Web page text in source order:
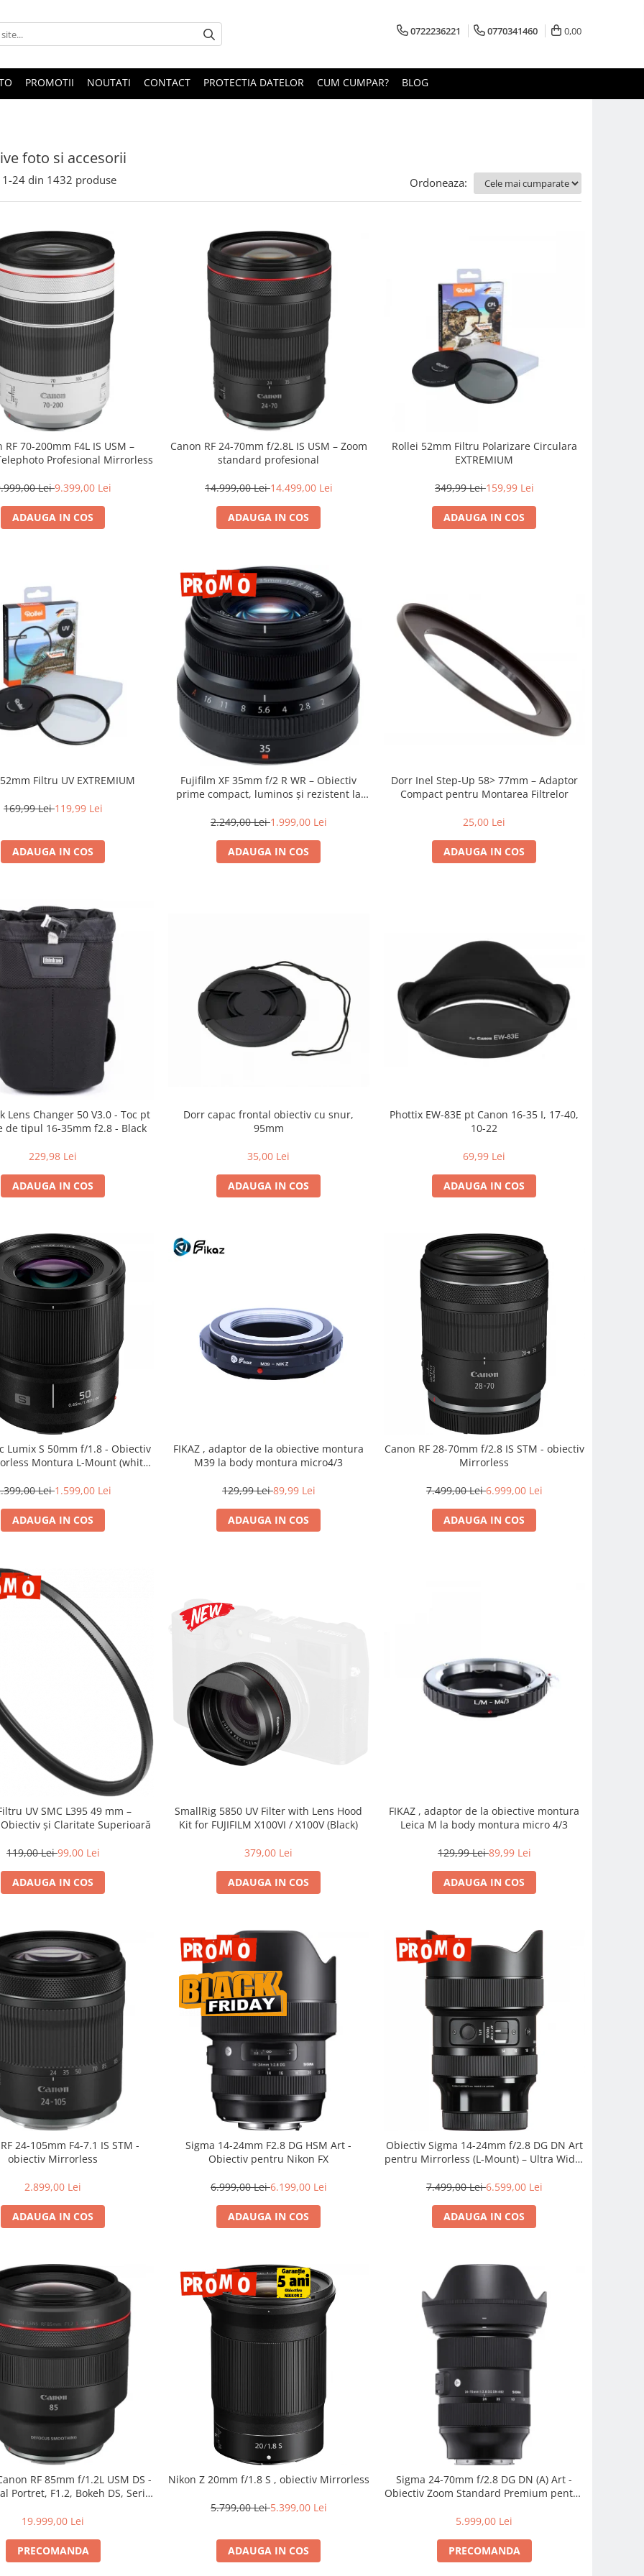
0722236221 0770341460 0,00
PROMOTII NOUTATI CONTACT PROTECTIA DATELOR CUM CUMPAR? BLOG
foto si accesorii
1-24 din 1432 produse Ordoneaza:
RF 70-200mm F4L IS USM –
Profesional Mirrorless
Lei9.399,00 Lei
ADAUGA IN COS
Canon RF 24-70mm f/2.8L IS USM – Zoom
standard profesional
14.999,00 Lei14.499,00 Lei
ADAUGA IN COS
Rollei 52mm Filtru Polarizare Circulara
EXTREMIUM
349,99 Lei159,99 Lei
ADAUGA IN COS
Filtru UV EXTREMIUM
169,99 Lei119,99 Lei
ADAUGA IN COS
Fujifilm XF 35mm f/2 R WR – Obiectiv
prime compact, luminos și rezistent la
2.249,00 Lei1.999,00 Lei
ADAUGA IN COS
Dorr Inel Step-Up 58> 77mm – Adaptor
Compact pentru Montarea Filtrelor
25,00 Lei
ADAUGA IN COS
Lens Changer 50 V3.0 - Toc pt
de tipul 16-35mm f2.8 - Black
229,98 Lei
ADAUGA IN COS
Dorr capac frontal obiectiv cu snur,
95mm
35,00 Lei
ADAUGA IN COS
Phottix EW-83E pt Canon 16-35 I, 17-40,
10-22
69,99 Lei
ADAUGA IN COS
Lumix S 50mm f/1.8 - Obiectiv
Montura L-Mount (white
Lei1.599,00 Lei
ADAUGA IN COS
FIKAZ , adaptor de la obiective montura
M39 la body montura micro4/3
129,99 Lei89,99 Lei
ADAUGA IN COS
Canon RF 28-70mm f/2.8 IS STM - obiectiv
Mirrorless
7.499,00 Lei6.999,00 Lei
ADAUGA IN COS
UV SMC L395 49 mm –
și Claritate Superioară
119,00 Lei99,00 Lei
ADAUGA IN COS
SmallRig 5850 UV Filter with Lens Hood
Kit for FUJIFILM X100VI / X100V (Black)
379,00 Lei
ADAUGA IN COS
FIKAZ , adaptor de la obiective montura
Leica M la body montura micro 4/3
129,99 Lei89,99 Lei
ADAUGA IN COS
24-105mm F4-7.1 IS STM -
obiectiv Mirrorless
2.899,00 Lei
ADAUGA IN COS
Sigma 14-24mm F2.8 DG HSM Art -
Obiectiv pentru Nikon FX
6.999,00 Lei6.199,00 Lei
ADAUGA IN COS
Obiectiv Sigma 14-24mm f/2.8 DG DN Art
pentru Mirrorless (L-Mount) – Ultra Wide,
7.499,00 Lei6.599,00 Lei
ADAUGA IN COS
RF 85mm f/1.2L USM DS -
Portret, F1.2, Bokeh DS, Seria
19.999,00 Lei
PRECOMANDA
Nikon Z 20mm f/1.8 S , obiectiv Mirrorless
5.799,00 Lei5.399,00 Lei
ADAUGA IN COS
Sigma 24-70mm f/2.8 DG DN (A) Art -
Obiectiv Zoom Standard Premium pentru
5.999,00 Lei
PRECOMANDA